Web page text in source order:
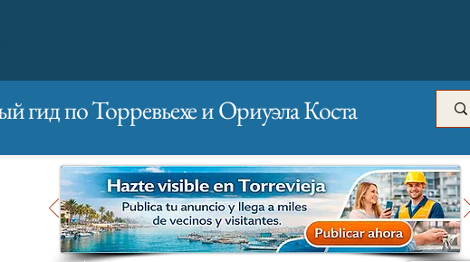
гид по Торревьехе и Ориуэла Коста